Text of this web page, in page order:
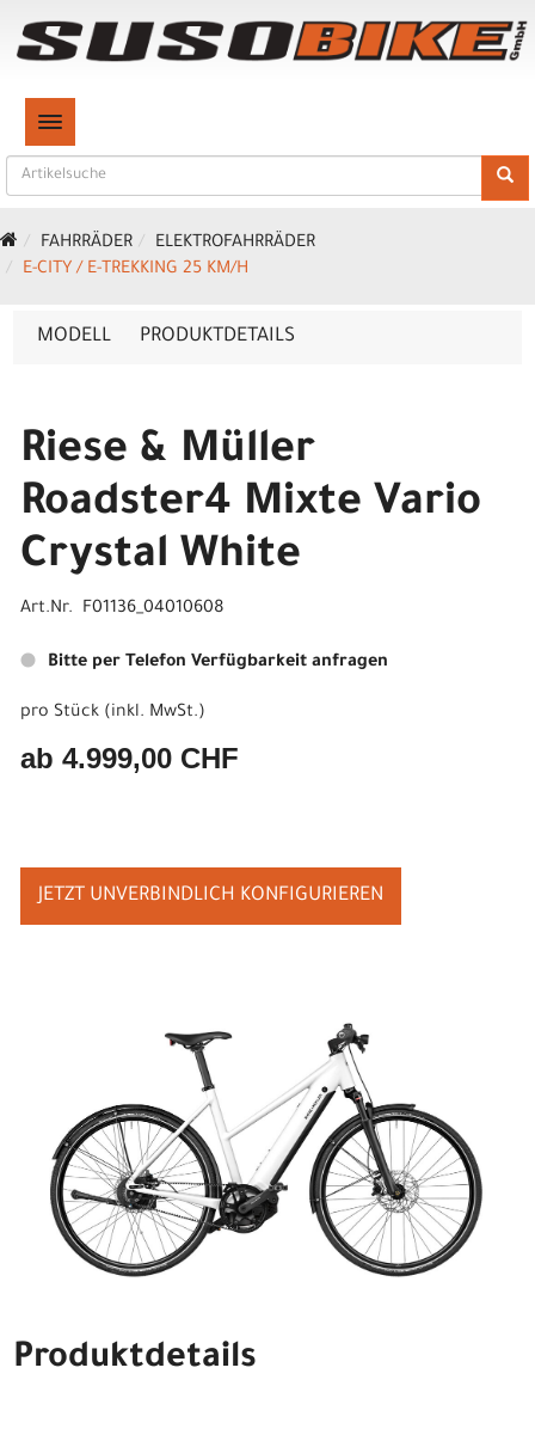
TOGGLE NAVIGATION
FAHRRÄDER
ELEKTROFAHRRÄDER
E-CITY / E-TREKKING 25 KM/H
MODELL PRODUKTDETAILS
Riese & Müller
Roadster4 Mixte Vario
Crystal White
Art.Nr. F01136_04010608
Bitte per Telefon Verfügbarkeit anfragen
pro Stück (inkl. MwSt.)
ab 4.999,00 CHF
JETZT UNVERBINDLICH KONFIGURIEREN
Produktdetails